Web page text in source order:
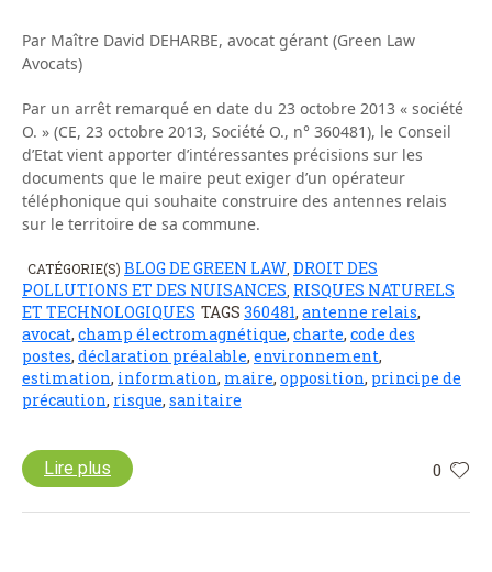
Par Maître David DEHARBE, avocat gérant (Green Law
Avocats)
Par un arrêt remarqué en date du 23 octobre 2013 « société
O. » (CE, 23 octobre 2013, Société O., n° 360481), le Conseil
d’Etat vient apporter d’intéressantes précisions sur les
documents que le maire peut exiger d’un opérateur
téléphonique qui souhaite construire des antennes relais
sur le territoire de sa commune.
CATÉGORIE(S) BLOG DE GREEN LAW DROIT DES
POLLUTIONS ET DES NUISANCES RISQUES NATURELS
ET TECHNOLOGIQUES TAGS 360481, antenne relais,
avocat, champ électromagnétique, charte, code des
postes, déclaration préalable, environnement,
estimation, information, maire, opposition, principe de
précaution, risque, sanitaire
0
Lire plus